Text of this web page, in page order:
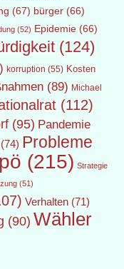
(67) bürger (66)
(52) Epidemie (66)
(124)
korruption (55) Kosten
(89) Michael
(112)
(95) Pandemie
(74) Probleme
(215) Strategie
(51)
Verhalten (71)
(90) Wähler